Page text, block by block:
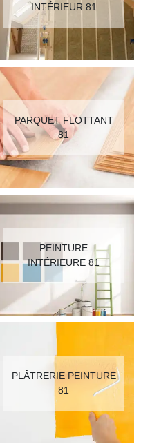
INTÉRIEUR 81
PARQUET FLOTTANT
81
PEINTURE
INTÉRIEURE 81
PLÂTRERIE PEINTURE
81